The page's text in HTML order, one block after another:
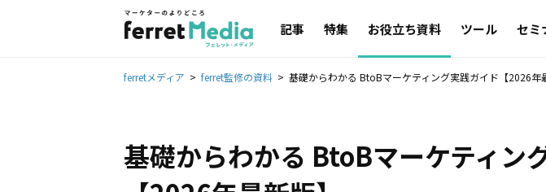
記事 特集 お役立ち資料 ツール セミ
ferretメディア ferret監修の資料 基礎からわかる BtoBマーケティング実践ガイド【2026年
基礎からわかる BtoBマーケティン